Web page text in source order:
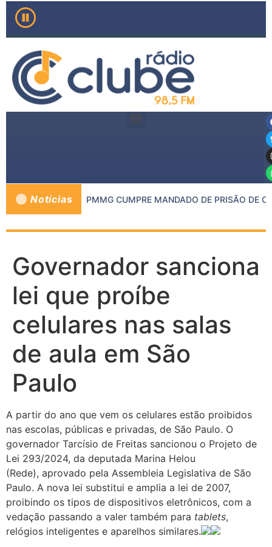
Notícias
DE INHAPIM E PMMG CUMPRE MANDADO DE PRISÃO DE
Governador sanciona
lei que proíbe
celulares nas salas
de aula em São
Paulo
A partir do ano que vem os celulares estão proibidos
nas escolas, públicas e privadas, de São Paulo. O
governador Tarcísio de Freitas sancionou o Projeto de
Lei 293/2024, da deputada Marina Helou
(Rede), aprovado pela Assembleia Legislativa de São
Paulo. A nova lei substitui e amplia a lei de 2007,
proibindo os tipos de dispositivos eletrônicos, com a
vedação passando a valer também para tablets,
relógios inteligentes e aparelhos similares.